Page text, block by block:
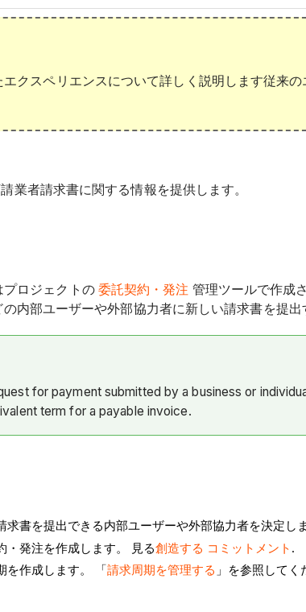
クスペリエンスについて詳しく説明します従来
業者請求書に関する情報を提供します。
プロジェクトの 委託契約・発注 管理ツールで作成
内部ユーザーや外部協力者に新しい請求書を提
for payment submitted by a business or
term for a payable invoice.
書を提出できる内部ユーザーや外部協力者を決定し
・発注を作成します。 見る創造する コミットメント .
を作成します。 「請求周期を管理する 」を参照してく